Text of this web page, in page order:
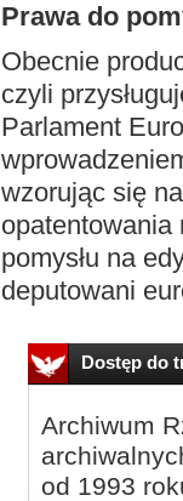
Prawa do
Obecnie
czyli
Parlament
wzorując się
opatentowania
pomysłu na
deputowani
Dostęp do
Archiwum
od 1993